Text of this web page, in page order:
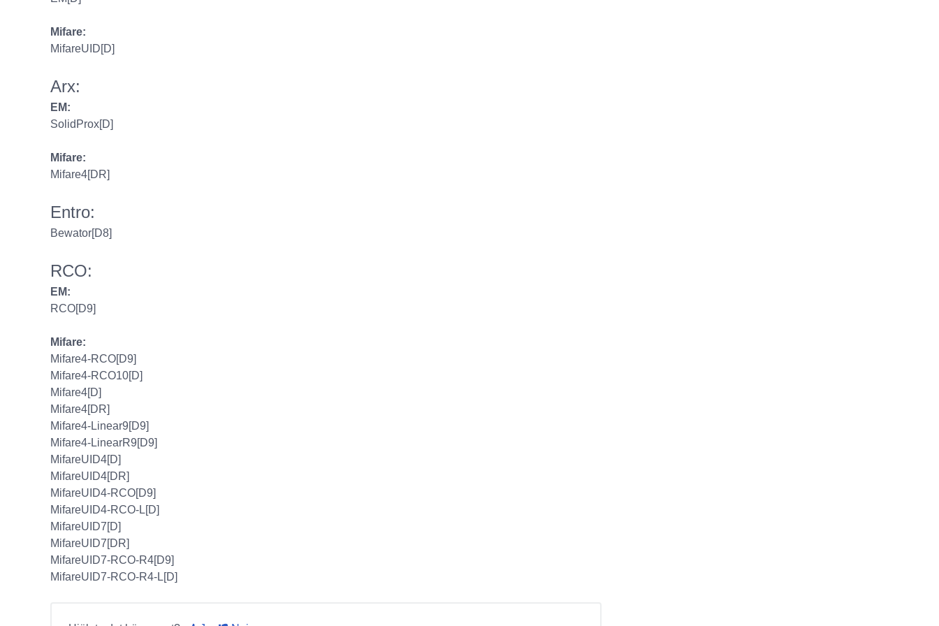
Mifare:
MifareUID[D]
Arx:
EM:
SolidProx[D]
Mifare:
Mifare4[DR]
Entro:
Bewator[D8]
RCO:
EM:
RCO[D9]
Mifare:
Mifare4-RCO[D9]
Mifare4-RCO10[D]
Mifare4[D]
Mifare4[DR]
Mifare4-Linear9[D9]
Mifare4-LinearR9[D9]
MifareUID4[D]
MifareUID4[DR]
MifareUID4-RCO[D9]
MifareUID4-RCO-L[D]
MifareUID7[D]
MifareUID7[DR]
MifareUID7-RCO-R4[D9]
MifareUID7-RCO-R4-L[D]